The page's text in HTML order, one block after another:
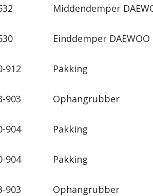
Middendemper
Einddemper
912 Pakking
903 Ophangrubber
904 Pakking
904 Pakking
903 Ophangrubber